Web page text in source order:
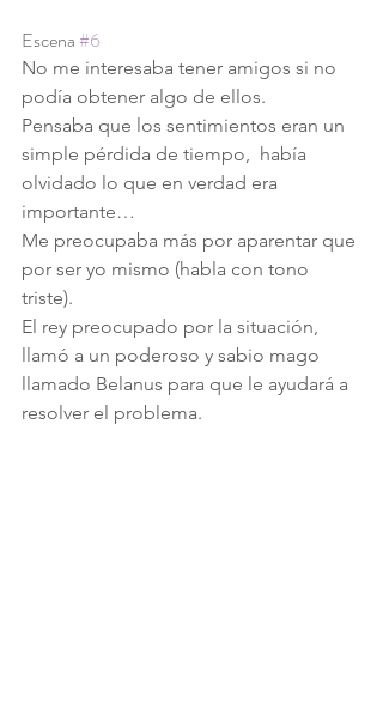
Escena #6
No me interesaba tener amigos si no
podía obtener algo de ellos.
Pensaba que los sentimientos eran un
simple pérdida de tiempo,  había
olvidado lo que en verdad era
importante…
Me preocupaba más por aparentar que
por ser yo mismo (habla con tono
triste).
El rey preocupado por la situación,
llamó a un poderoso y sabio mago
llamado Belanus para que le ayudará a
resolver el problema.